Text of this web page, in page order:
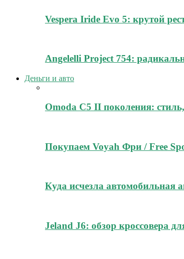
Vespera Iride Evo 5: крутой
Angelelli Project 754:
Деньги и авто
Omoda C5 II поколения:
Покупаем Voyah Фри / Free
Куда исчезла автомобильная
Jeland J6: обзор кроссовера